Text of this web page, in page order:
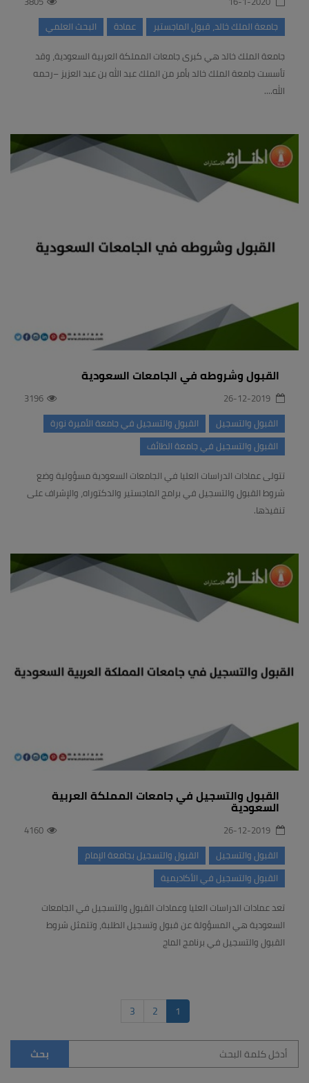
جامعة الملك خالد، قبول الماجستير
عمادة
البحث العلمي
جامعة الملك خالد هي كبرى جامعات المملكة العربية السعودية، وقد
تأسست جامعة الملك خالد بأمر من الملك عبد الله بن عبد العزيز –رحمه
الله....
القبول وشروطه في الجامعات السعودية
3196
القبول والتسجيل
القبول والتسجيل في جامعة الأميرة نورة
القبول والتسجيل في جامعة الطائف
تتولى عمادات الدراسات العليا في الجامعات السعودية مسؤولية وضع
شروط القبول والتسجيل في برامج الماجستير والدكتوراه، والإشراف على
تنفيذها.
القبول والتسجيل في جامعات المملكة العربية
السعودية
4160
القبول والتسجيل
القبول والتسجيل بجامعة الإمام
القبول والتسجيل في الأكاديمية
تعد عمادات الدراسات العليا وعمادات القبول والتسجيل في الجامعات
السعودية هي المسؤولة عن قبول وتسجيل الطلبة، وتتمثل شروط
القبول والتسجيل في برنامج الماج
1
2
3